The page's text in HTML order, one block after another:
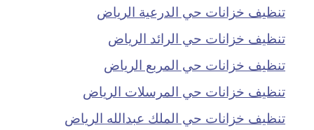
تنظيف خزانات حي الدرعية الرياض
تنظيف خزانات حي الرائد الرياض
تنظيف خزانات حي المربع الرياض
تنظيف خزانات حي المرسلات الرياض
تنظيف خزانات حي الملك عبدالله الرياض